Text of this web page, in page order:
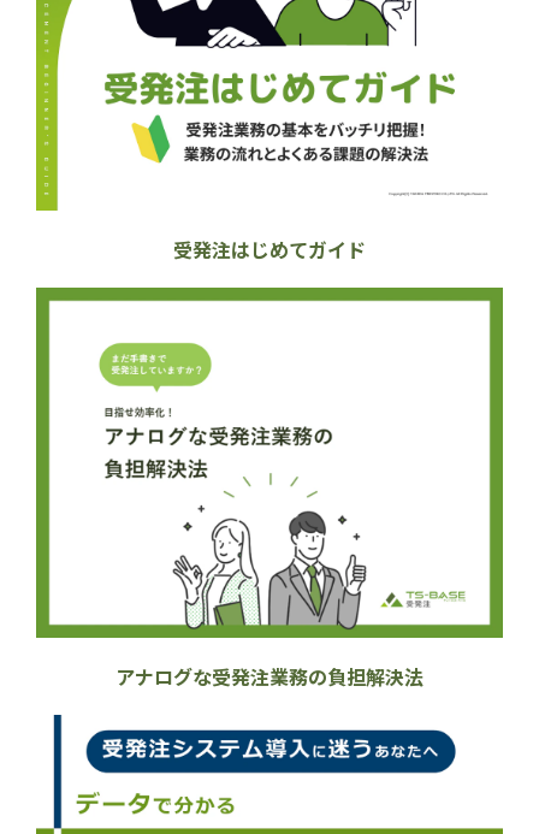
受発注はじめてガイド
アナログな受発注業務の負担解決法